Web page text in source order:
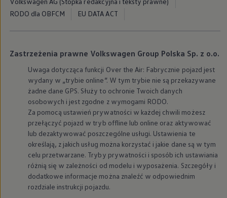
Modele sportowe
Leasing i najem dla firm
Finansowanie dla firm
Kalkulator finansowy
Kredyt i najem
Kredyt
Najem
Finansowanie aut używanych
Kalkulator finansowy
Ubezpieczenia i gwarancje
Ubezpieczenia komunikacyjne
Ubezpieczenie GAP/RTI
Gwarancje
Zakup i finansowanie dla biznesu
Leasing dla biznesu
Mała flota
Duża flota
Elektromobilność dla firm
RODO dla OBFCM
EU DATA ACT
Zastrzeżenia prawne Volkswagen Group Polska Sp. z o.o.
Uwaga dotycząca funkcji Over the Air: Fabrycznie pojazd jest
wydany w „trybie online”. W tym trybie nie są przekazywane
żadne dane GPS. Służy to ochronie Twoich danych
osobowych i jest zgodne z wymogami RODO.
Za pomocą ustawień prywatności w każdej chwili możesz
przełączyć pojazd w tryb offline lub online oraz aktywować
lub dezaktywować poszczególne usługi. Ustawienia te
określają, z jakich usług można korzystać i jakie dane są w tym
celu przetwarzane. Tryby prywatności i sposób ich ustawiania
różnią się w zależności od modelu i wyposażenia. Szczegóły i
dodatkowe informacje można znaleźć w odpowiednim
rozdziale instrukcji pojazdu.